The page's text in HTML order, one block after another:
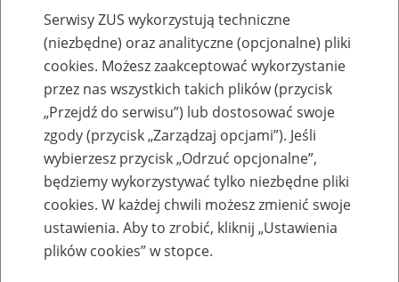
Szkolenia
Zaproś ZUS do siebie - zakładanie profili
eZUS w siedzibie Twojej firmy
Serwisy ZUS wykorzystują techniczne
(niezbędne) oraz analityczne (opcjonalne) pliki
cookies. Możesz zaakceptować wykorzystanie
przez nas wszystkich takich plików (przycisk
„Przejdź do serwisu”) lub dostosować swoje
zgody (przycisk „Zarządzaj opcjami”). Jeśli
wybierzesz przycisk „Odrzuć opcjonalne”,
będziemy wykorzystywać tylko niezbędne pliki
cookies. W każdej chwili możesz zmienić swoje
ustawienia. Aby to zrobić, kliknij „Ustawienia
plików cookies” w stopce.